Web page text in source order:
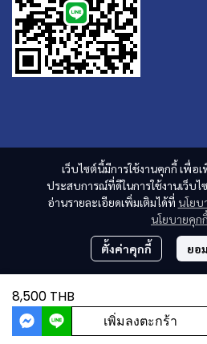
8,500 THB
เพิ่มลงตะกร้า
เว็บไซต์นี้มีการใช้งานคุกกี้ เพื่
ประสบการณ์ที่ดีในการใช้งานเว็บ
อ่านรายละเอียดเพิ่มเติมได้ที่ นโยบ
นโยบายคุกกี้
ตั้งค่าคุกกี้ ยอ
ผู้เข้าชมวันนี้